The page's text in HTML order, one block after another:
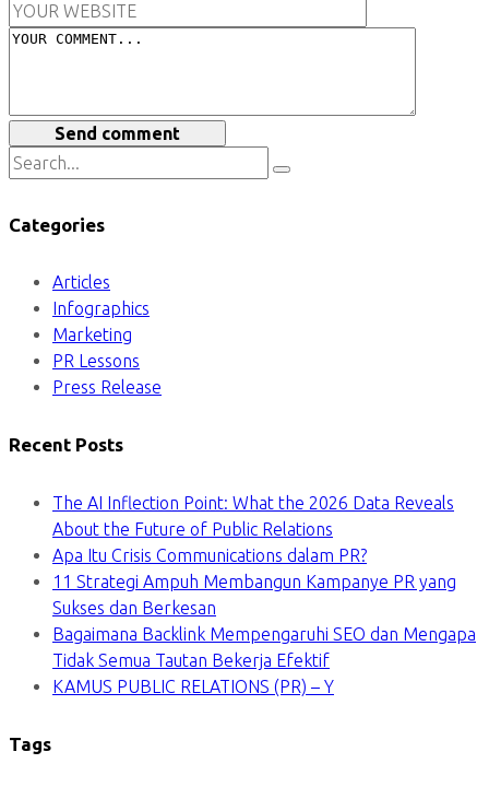
Send comment
Categories
Articles
Infographics
Marketing
PR Lessons
Press Release
Recent Posts
The AI Inflection Point: What the 2026 Data Reveals
About the Future of Public Relations
Apa Itu Crisis Communications dalam PR?
11 Strategi Ampuh Membangun Kampanye PR yang
Sukses dan Berkesan
Bagaimana Backlink Mempengaruhi SEO dan Mengapa
Tidak Semua Tautan Bekerja Efektif
KAMUS PUBLIC RELATIONS (PR) – Y
Tags